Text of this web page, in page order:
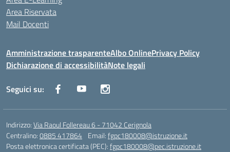
Area Riservata
Mail Docenti
Amministrazione trasparenteAlbo OnlinePrivacy Policy
Dichiarazione di accessibilitàNote legali
Seguici su:
Indirizzo:Via Raoul Follereau 6 - 71042 Cerignola
Centralino:0885 417864 Email:fgpc180008@istruzione.it
Posta elettronica certificata (PEC):fgpc180008@pec.istruzione.it